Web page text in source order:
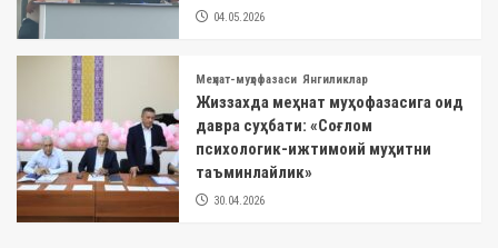
04.05.2026
Меҳнат-муҳофазаси Янгиликлар
Жиззахда меҳнат муҳофазасига оид
давра суҳбати: «Соғлом
психологик-ижтимоий муҳитни
таъминлайлик»
30.04.2026